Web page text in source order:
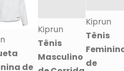
de
Kiprun
Tênis
Masculino
Kiprun
Tênis
de